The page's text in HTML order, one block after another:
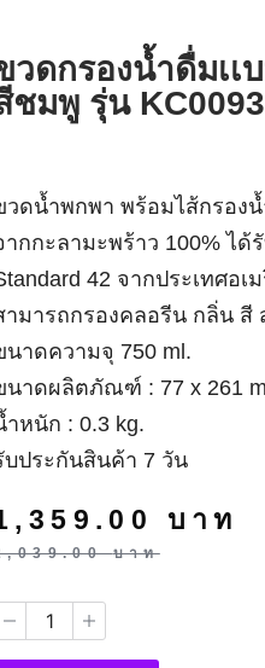
วดกรองน้ำดื่มเเ
ชมพู รุ่น
ดน้ำพกพา พร้อมไส้กรองน้ำใ
พร้าว 100% ได้รับมาตราฐานก
มริกา เป็นไส้กรองน้ำที่มีคุณภา
น้ำได้อย่างมีประสิทธิภาพ
าดความจุ 750 ml.
าดผลิตภัณฑ์ : 77 x 261 mm.
หนัก : 0.3 kg.
ประกันสินค้า 7 วัน
บาท
บาท